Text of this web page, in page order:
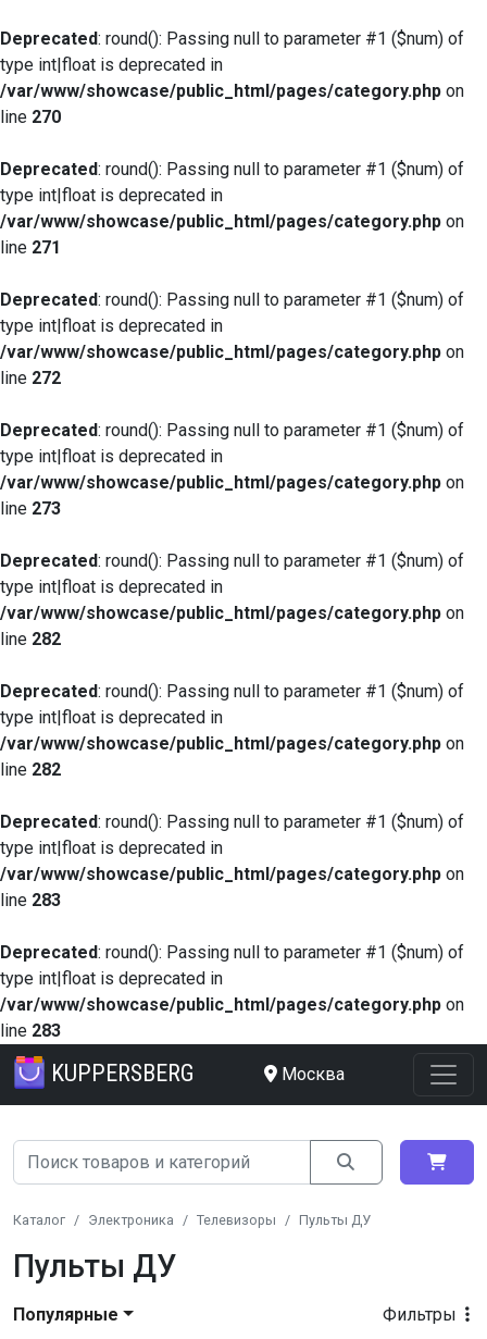
Deprecated: round(): Passing null to parameter #1 ($num) of
type int|float is deprecated in
/var/www/showcase/public_html/pages/category.php on
line 270
Deprecated: round(): Passing null to parameter #1 ($num) of
type int|float is deprecated in
/var/www/showcase/public_html/pages/category.php on
line 271
Deprecated: round(): Passing null to parameter #1 ($num) of
type int|float is deprecated in
/var/www/showcase/public_html/pages/category.php on
line 272
Deprecated: round(): Passing null to parameter #1 ($num) of
type int|float is deprecated in
/var/www/showcase/public_html/pages/category.php on
line 273
Deprecated: round(): Passing null to parameter #1 ($num) of
type int|float is deprecated in
/var/www/showcase/public_html/pages/category.php on
line 282
Deprecated: round(): Passing null to parameter #1 ($num) of
type int|float is deprecated in
/var/www/showcase/public_html/pages/category.php on
line 282
Deprecated: round(): Passing null to parameter #1 ($num) of
type int|float is deprecated in
/var/www/showcase/public_html/pages/category.php on
line 283
Deprecated: round(): Passing null to parameter #1 ($num) of
type int|float is deprecated in
/var/www/showcase/public_html/pages/category.php on
line 283
KUPPERSBERG Москва
Каталог Электроника Телевизоры Пульты ДУ
Пульты ДУ
Фильтры
Популярные